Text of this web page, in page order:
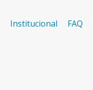
Institucional FAQ